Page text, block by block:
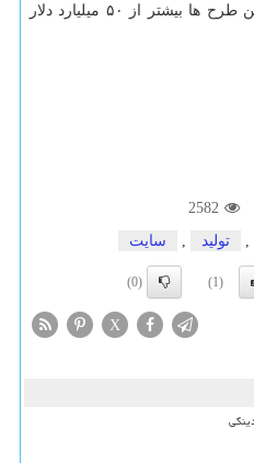
باشند. سرمایه مورد نیاز برای این طرح ها بیشتر از ۵۰ میلیارد دلار
2582
, تولید , سایت
(1)
(0)
X